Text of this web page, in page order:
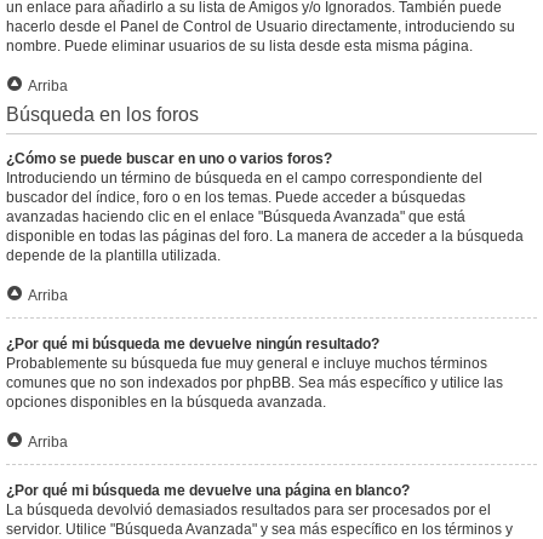
un enlace para añadirlo a su lista de Amigos y/o Ignorados. También puede
hacerlo desde el Panel de Control de Usuario directamente, introduciendo su
nombre. Puede eliminar usuarios de su lista desde esta misma página.
Arriba
Búsqueda en los foros
¿Cómo se puede buscar en uno o varios foros?
Introduciendo un término de búsqueda en el campo correspondiente del
buscador del índice, foro o en los temas. Puede acceder a búsquedas
avanzadas haciendo clic en el enlace "Búsqueda Avanzada" que está
disponible en todas las páginas del foro. La manera de acceder a la búsqueda
depende de la plantilla utilizada.
Arriba
¿Por qué mi búsqueda me devuelve ningún resultado?
Probablemente su búsqueda fue muy general e incluye muchos términos
comunes que no son indexados por phpBB. Sea más específico y utilice las
opciones disponibles en la búsqueda avanzada.
Arriba
¿Por qué mi búsqueda me devuelve una página en blanco?
La búsqueda devolvió demasiados resultados para ser procesados por el
servidor. Utilice "Búsqueda Avanzada" y sea más específico en los términos y